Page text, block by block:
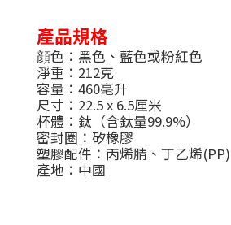
產品規格
顔色：黑色、藍色或粉紅色
淨重：212克
容量：460毫升
尺寸：22.5 x 6.5厘米
杯體：鈦（含鈦量99.9%）
密封圈：矽橡膠
塑膠配件：丙烯腈、丁乙烯
產地：中國